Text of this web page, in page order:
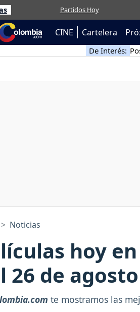
Partidos Hoy
CINE Cartelera
De Interés:
Noticias
hoy
26 de
te mostramos las